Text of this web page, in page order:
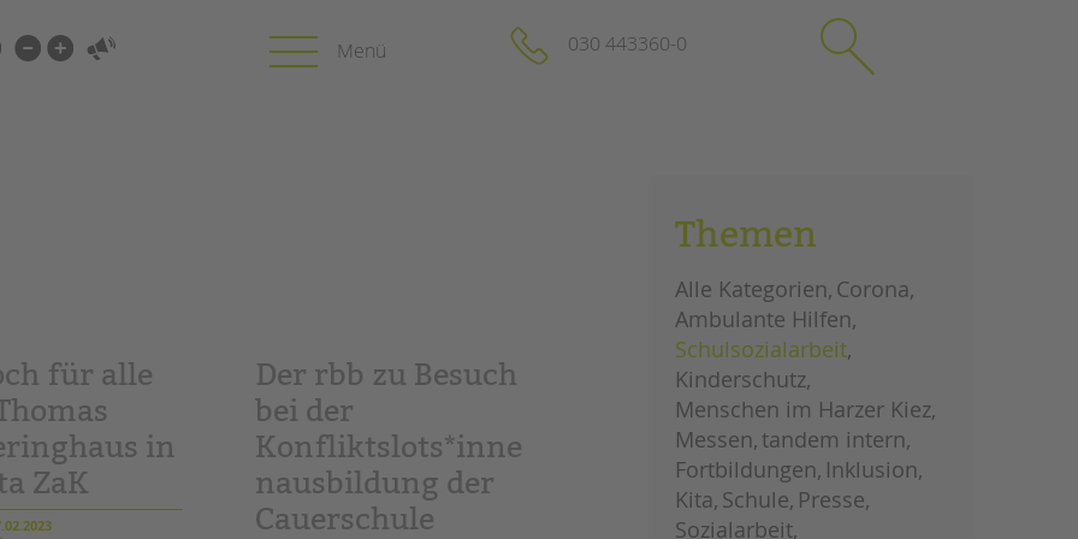
Gesellschafter VdK
schoolcoach BTL
tandem international
NEWS/BLOG
unkuerzbar
Briefe an Kai
PRESSE
Impressum
Datenschutz
Hinweisgebersystem
Intranet
schließen
030 443360-0
Suchen
für alle
in
ZaK
Der rbb zu Besuch
bei der
Konfliktslots*inne
nausbildung der
Cauerschule
Themen
Alle Kategorien Corona
Ambulante Hilfen
Schulsozialarbeit
Kinderschutz
Menschen im Harzer Kiez
Messen tandem intern
Fortbildungen Inklusion
Kita Schule Presse
Sozialarbeit